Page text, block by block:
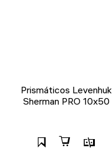
Prismáticos Levenhuk
Sherman PRO 10x50